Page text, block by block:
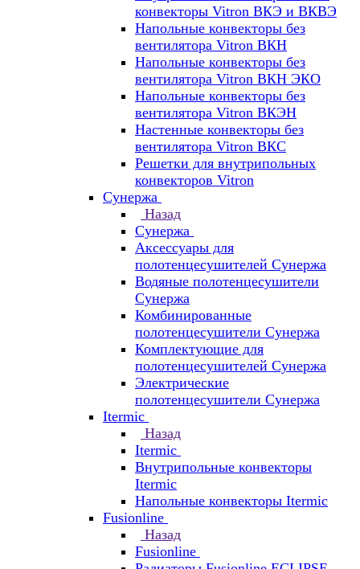
конвекторы Vitron ВКЭ и ВКВЭ
Напольные конвекторы без
вентилятора Vitron ВКН
Напольные конвекторы без
вентилятора Vitron ВКН ЭКО
Напольные конвекторы без
вентилятора Vitron ВКЭН
Настенные конвекторы без
вентилятора Vitron ВКС
Решетки для внутрипольных
конвекторов Vitron
Сунержа
Назад
Сунержа
Аксессуары для
полотенцесушителей Сунержа
Водяные полотенцесушители
Сунержа
Комбинированные
полотенцесушители Сунержа
Комплектующие для
полотенцесушителей Сунержа
Электрические
полотенцесушители Сунержа
Itermic
Назад
Itermic
Внутрипольные конвекторы
Itermic
Напольные конвекторы Itermic
Fusionline
Назад
Fusionline